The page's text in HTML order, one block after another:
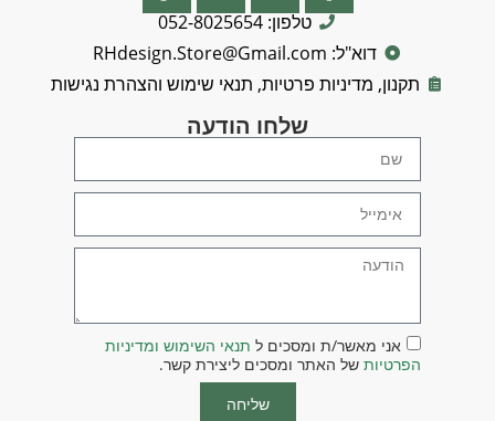
טלפון: 052-8025654
דוא"ל: RHdesign.Store@Gmail.com
תקנון, מדיניות פרטיות, תנאי שימוש והצהרת נגישות
שלחו הודעה
אני מאשר/ת ומסכים ל תנאי השימוש ומדיניות
הפרטיות של האתר ומסכים ליצירת קשר.
שליחה